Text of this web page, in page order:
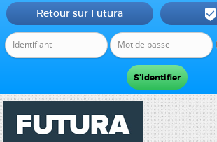
Retour sur Futura 